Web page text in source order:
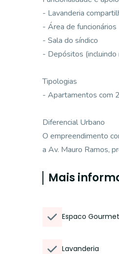
- Lavanderia
- Área de funcionários
- Sala do síndico
- Depósitos
Tipologias
- Apartamentos com
Diferencial Urbano
O empreendimento
a Av. Mauro Ramos,
Mais
Espaco Gourmet
Lavanderia